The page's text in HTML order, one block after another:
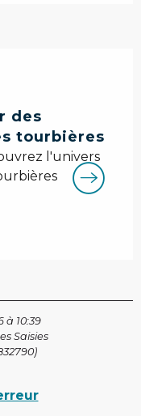
des
tourbières
l'univers
à 10:39
Saisies
)